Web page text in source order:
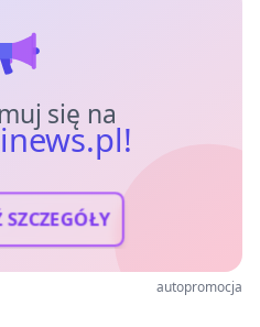
się na
SZCZEGÓŁY
autopromocja